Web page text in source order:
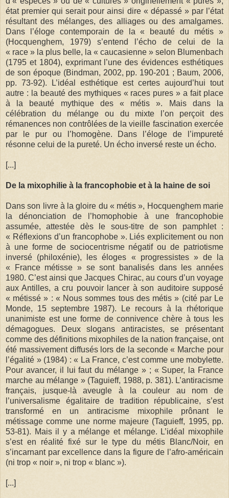
état premier qui serait pour ainsi dire « dépassé » par l’état
résultant des mélanges, des alliages ou des amalgames.
Dans l’éloge contemporain de la « beauté du métis »
(Hocquenghem, 1979) s’entend l’écho de celui de la
« race » la plus belle, la « caucasienne » selon Blumenbach
(1795 et 1804), exprimant l’une des évidences esthétiques
de son époque (Bindman, 2002, pp. 190-201 ; Baum, 2006,
pp. 73-92). L’idéal esthétique est certes aujourd’hui tout
autre : la beauté des mythiques « races pures » a fait place
à la beauté mythique des « métis ». Mais dans la
célébration du mélange ou du mixte l’on perçoit des
rémanences non contrôlées de la vieille fascination exercée
par le pur ou l’homogène. Dans l’éloge de l’impureté
résonne celui de la pureté. Un écho inversé reste un écho.
[...]
De la mixophilie à la francophobie et à la haine de soi
Dans son livre à la gloire du « métis », Hocquenghem marie
la dénonciation de l’homophobie à une francophobie
assumée, attestée dès le sous-titre de son pamphlet :
« Réflexions d’un francophobe ». Liés explicitement ou non
à une forme de sociocentrisme négatif ou de patriotisme
inversé (philoxénie), les éloges « progressistes » de la
« France métisse » se sont banalisés dans les années
1980. C’est ainsi que Jacques Chirac, au cours d’un voyage
aux Antilles, a cru pouvoir lancer à son auditoire supposé
« métissé » : « Nous sommes tous des métis » (cité par Le
Monde, 15 septembre 1987). Le recours à la rhétorique
unanimiste est une forme de connivence chère à tous les
démagogues. Deux slogans antiracistes, se présentant
comme des définitions mixophiles de la nation française, ont
été massivement diffusés lors de la seconde « Marche pour
l’égalité » (1984) : « La France, c’est comme une mobylette.
Pour avancer, il lui faut du mélange » ; « Super, la France
marche au mélange » (Taguieff, 1988, p. 381). L’antiracisme
français, jusque-là aveugle à la couleur au nom de
l’universalisme égalitaire de tradition républicaine, s’est
transformé en un antiracisme mixophile prônant le
métissage comme une norme majeure (Taguieff, 1995, pp.
53-81). Mais il y a mélange et mélange. L’idéal mixophile
s’est en réalité fixé sur le type du métis Blanc/Noir, en
s’incarnant par excellence dans la figure de l’afro-américain
(ni trop « noir », ni trop « blanc »).
[...]